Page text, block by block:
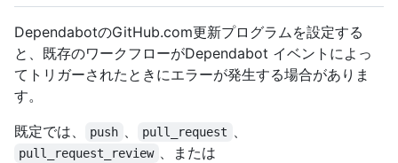
DependabotのGitHub.com更新プログラムを設定する
と、既存のワークフローがDependabot イベントによっ
てトリガーされたときにエラーが発生する場合がありま
す。
既定では、
push 、 pull_request 、
pull_request_review 、または